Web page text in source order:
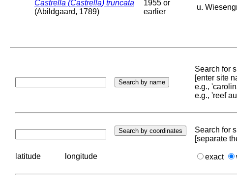
Castrella (Castrella) truncata
(Abildgaard, 1789)
1955 or
earlier
u.
Search for
[enter site
e.g.,
e.g., 'reef
Search for
[separate
latitude longitude exact